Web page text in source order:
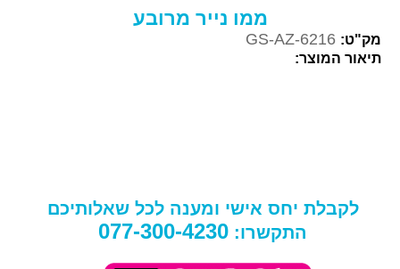
ממו נייר מרובע
מק"ט: GS-AZ-6216
תיאור המוצר:
לקבלת יחס אישי ומענה לכל שאלותיכם
התקשרו: 077-300-4230